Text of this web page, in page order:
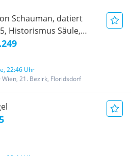
Schauman, datiert
Historismus Säule,
Majolika
22:46 Uhr
Wien, 21. Bezirk, Floridsdorf